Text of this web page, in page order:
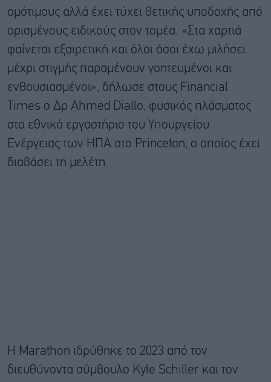
ομότιμους αλλά έχει τύχει θετικής υποδοχής από
ορισμένους ειδικούς στον τομέα. «Στα χαρτιά
φαίνεται εξαιρετική και όλοι όσοι έχω μιλήσει
μέχρι στιγμής παραμένουν γοητευμένοι και
ενθουσιασμένοι», δήλωσε στους Financial
Times ο Δρ Ahmed Diallo, φυσικός πλάσματος
στο εθνικό εργαστήριο του Υπουργείου
Ενέργειας των ΗΠΑ στο Princeton, ο οποίος έχει
διαβάσει τη μελέτη.
Η Marathon ιδρύθηκε το 2023 από τον
διευθύνοντα σύμβουλο Kyle Schiller και τον